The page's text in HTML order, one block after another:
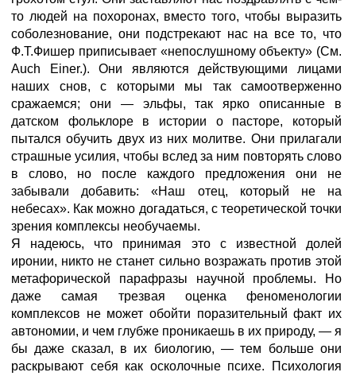
то людей на похоронах, вместо того, чтобы выразить
соболезнование, они подстрекают нас на все то, что
Ф.Т.Фишер приписывает «непослушному объекту» (См.
Auch Einer.). Они являются действующими лицами
наших снов, с которыми мы так самоотверженно
сражаемся; они — эльфы, так ярко описанные в
датском фольклоре в истории о пасторе, который
пытался обучить двух из них молитве. Они прилагали
страшные усилия, чтобы вслед за ним повторять слово
в слово, но после каждого предложения они не
забывали добавить: «Наш отец, который не на
небесах». Как можно догадаться, с теоретической точки
зрения комплексы необучаемы.
Я надеюсь, что принимая это с известной долей
иронии, никто не станет сильно возражать против этой
метафорической парафразы научной проблемы. Но
даже самая трезвая оценка феноменологии
комплексов не может обойти поразительный факт их
автономии, и чем глубже проникаешь в их природу, — я
бы даже сказал, в их биологию, — тем больше они
раскрывают себя как осколочные психе. Психология